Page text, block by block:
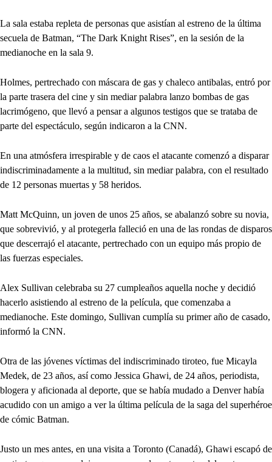
La sala estaba repleta de personas que asistían al estreno de la última
secuela de Batman, “The Dark Knight Rises”, en la sesión de la
medianoche en la sala 9.
Holmes, pertrechado con máscara de gas y chaleco antibalas, entró por
la parte trasera del cine y sin mediar palabra lanzo bombas de gas
lacrimógeno, que llevó a pensar a algunos testigos que se trataba de
parte del espectáculo, según indicaron a la CNN.
En una atmósfera irrespirable y de caos el atacante comenzó a disparar
indiscriminadamente a la multitud, sin mediar palabra, con el resultado
de 12 personas muertas y 58 heridos.
Matt McQuinn, un joven de unos 25 años, se abalanzó sobre su novia,
que sobrevivió, y al protegerla falleció en una de las rondas de disparos
que descerrajó el atacante, pertrechado con un equipo más propio de
las fuerzas especiales.
Alex Sullivan celebraba su 27 cumpleaños aquella noche y decidió
hacerlo asistiendo al estreno de la película, que comenzaba a
medianoche. Este domingo, Sullivan cumplía su primer año de casado,
informó la CNN.
Otra de las jóvenes víctimas del indiscriminado tiroteo, fue Micayla
Medek, de 23 años, así como Jessica Ghawi, de 24 años, periodista,
blogera y aficionada al deporte, que se había mudado a Denver había
acudido con un amigo a ver la última película de la saga del superhéroe
de cómic Batman.
Justo un mes antes, en una visita a Toronto (Canadá), Ghawi escapó de